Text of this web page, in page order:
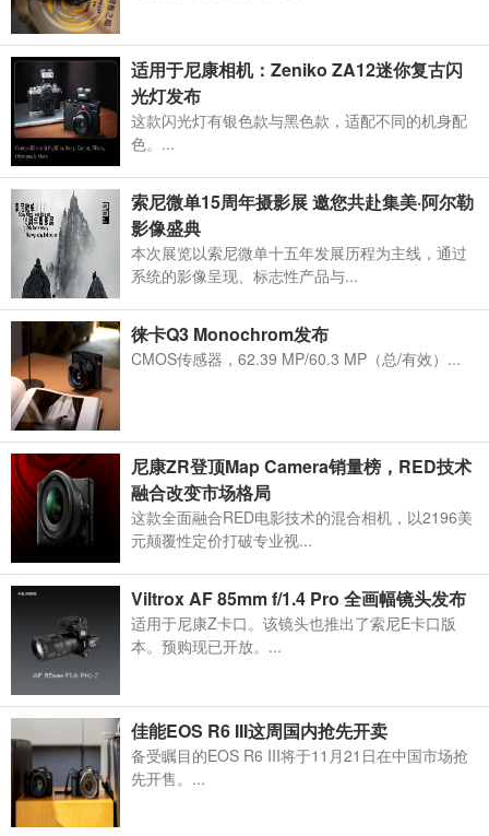
适用于尼康相机：Zeniko ZA12迷你复古闪
光灯发布
这款闪光灯有银色款与黑色款，适配不同的机身配
色。...
索尼微单15周年摄影展 邀您共赴集美·阿尔勒
影像盛典
本次展览以索尼微单十五年发展历程为主线，通过
系统的影像呈现、标志性产品与...
徕卡Q3 Monochrom发布
CMOS传感器，62.39 MP/60.3 MP（总/有效）...
尼康ZR登顶Map Camera销量榜，RED技术
融合改变市场格局
这款全面融合RED电影技术的混合相机，以2196美
元颠覆性定价打破专业视...
Viltrox AF 85mm f/1.4 Pro 全画幅镜头发布
适用于尼康Z卡口。该镜头也推出了索尼E卡口版
本。预购现已开放。...
佳能EOS R6 III这周国内抢先开卖
备受瞩目的EOS R6 III将于11月21日在中国市场抢
先开售。...